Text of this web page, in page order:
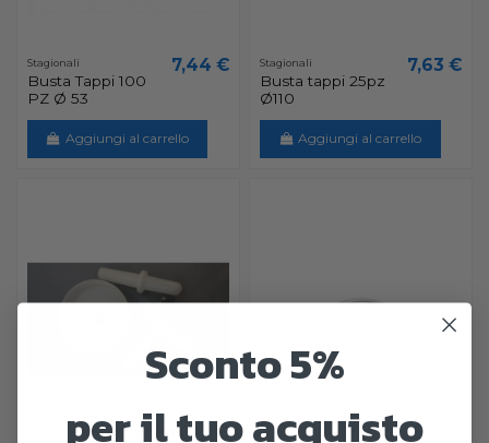
Stagionali
Busta Tappi 100
PZ Ø 53
7,44 €
Aggiungi al carrello
Stagionali
Busta tappi 25pz
Ø110
7,63 €
Aggiungi al carrello
Non disponibile
Sconto 5%
per il tuo acquisto